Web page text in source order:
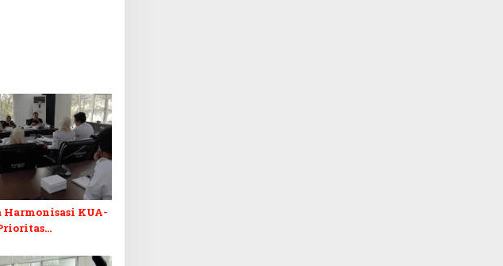
Harmonisasi KUA-
Infrastruktur